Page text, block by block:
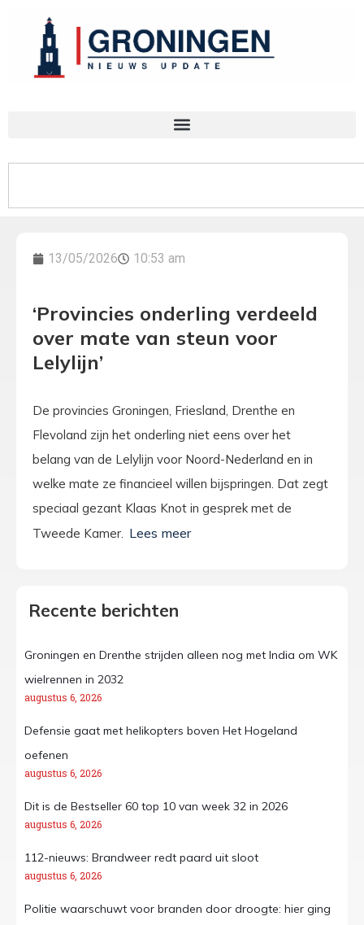
13/05/2026 10:53 am
‘Provincies onderling verdeeld
over mate van steun voor
Lelylijn’
De provincies Groningen, Friesland, Drenthe en
Flevoland zijn het onderling niet eens over het
belang van de Lelylijn voor Noord-Nederland en in
welke mate ze financieel willen bijspringen. Dat zegt
speciaal gezant Klaas Knot in gesprek met de
Tweede Kamer.
Recente berichten
Groningen en Drenthe strijden alleen nog met India om WK
wielrennen in 2032
augustus 6, 2026
Defensie gaat met helikopters boven Het Hogeland
oefenen
augustus 6, 2026
Dit is de Bestseller 60 top 10 van week 32 in 2026
augustus 6, 2026
112-nieuws: Brandweer redt paard uit sloot
augustus 6, 2026
Politie waarschuwt voor branden door droogte: hier ging